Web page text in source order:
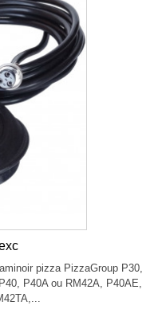
pizza PizzaGroup P30,
P40A ou RM42A, P40AE,